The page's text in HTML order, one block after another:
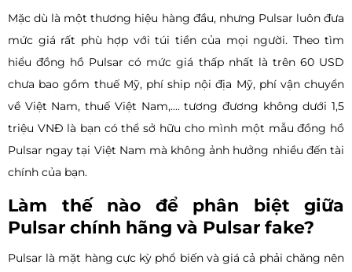
Mặc dù là một thương hiệu hàng đầu, nhưng Pulsar luôn đưa
mức giá rất phù hợp với túi tiền của mọi người. Theo tìm
hiểu đồng hồ Pulsar có mức giá thấp nhất là trên 60 USD
chưa bao gồm thuế Mỹ, phí ship nội địa Mỹ, phí vận chuyển
về Việt Nam, thuế Việt Nam,.... tương đương không dưới 1,5
triệu VNĐ là bạn có thể sở hữu cho mình một mẫu đồng hồ
Pulsar ngay tại Việt Nam mà không ảnh hưởng nhiều đến tài
chính của bạn.
Làm thế nào để phân biệt giữa
Pulsar chính hãng và Pulsar fake?
Pulsar là mặt hàng cực kỳ phổ biến và giá cả phải chăng nên